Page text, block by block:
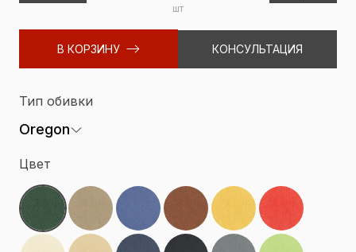
шт
В КОРЗИНУ КОНСУЛЬТАЦИЯ
Тип обивки
Oregon
Цвет